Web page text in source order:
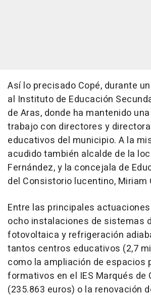
Así lo precisado Copé, durante
al Instituto de Educación
de Aras, donde ha mantenido
trabajo con directores y
educativos del municipio. A la
acudido también alcalde de la
Fernández, y la concejala de
del Consistorio lucentino, Miriam
Entre las principales
ocho instalaciones de sistemas
fotovoltaica y refrigeración
tantos centros educativos (2,7
como la ampliación de espacios
formativos en el IES Marqués de
(235.863 euros) o la renovación